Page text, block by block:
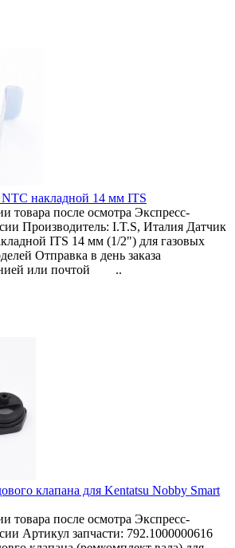
накладной 14 мм ITS
товара после осмотра Экспресс-
Производитель: I.T.S, Италия Датчик
ITS 14 мм (1/2") для газовых
Отправка в день заказа
или почтой ..
клапана для Kentatsu Nobby Smart
товара после осмотра Экспресс-
Артикул запчасти: 792.1000000616